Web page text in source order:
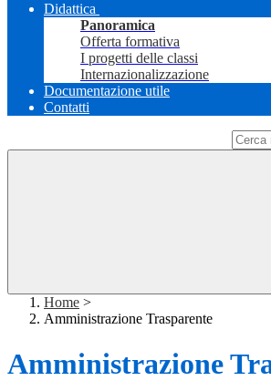
Didattica
Panoramica
Offerta formativa
I progetti delle classi
Internazionalizzazione
Documentazione utile
Contatti
Home >
Amministrazione Trasparente
Amministrazione